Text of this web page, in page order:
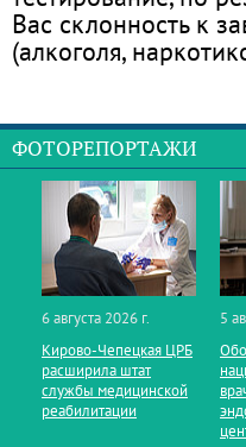
Вас склонность к
(алкоголя,
ФОТОРЕПОРТАЖИ
6 августа 2026 г.
Кирово‑Чепецкая ЦРБ
расширила штат
службы медицинской
реабилитации
5